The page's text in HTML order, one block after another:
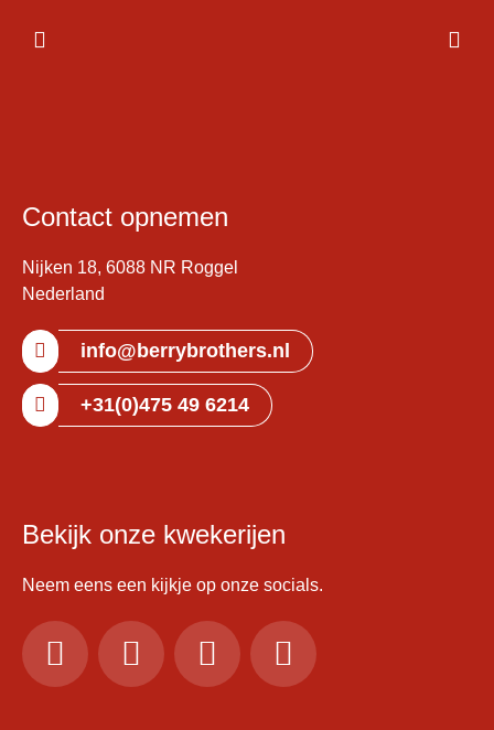
Contact opnemen
Nijken 18, 6088 NR Roggel
Nederland
info@berrybrothers.nl
+31(0)475 49 6214
Bekijk onze kwekerijen
Neem eens een kijkje op onze socials.